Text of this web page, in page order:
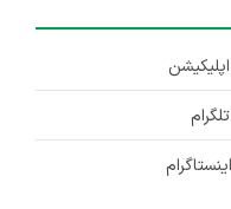
ابزار چوب